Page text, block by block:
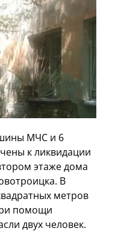
МЧС и 6
к ликвидации
этаже дома
В
метров
помощи
двух человек.